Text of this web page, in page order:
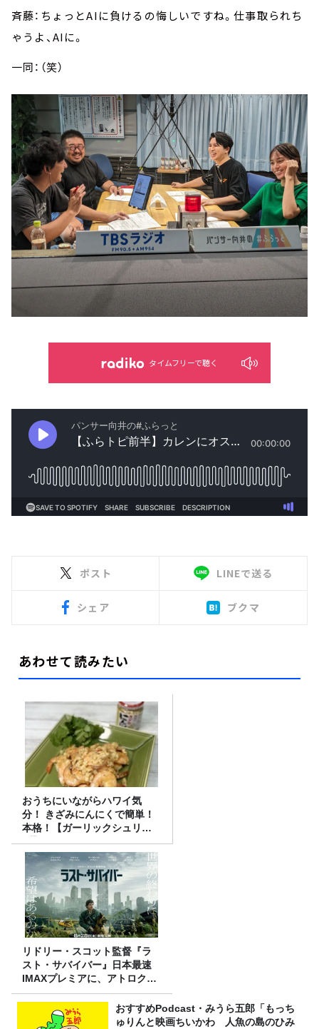
斉藤：ちょっとAIに負けるの悔しいですね。仕事取られち
ゃうよ、AIに。
一同：（笑）
タイムフリーで聴く
ポスト LINEで送る
シェア ブクマ
あわせて読みたい
おうちにいながらハワイ気
分！ きざみにんにくで簡単！
本格！【ガーリックシュリン
プ】 桃屋のかんたんレシピ
リドリー・スコット監督『ラ
スト・サバイバー』日本最速
IMAXプレミアに、アトロクリ
スナー60名をご招待！
おすすめPodcast・みうら五郎「もっち
ゅりんと映画ちいかわ 人魚の島のひみ